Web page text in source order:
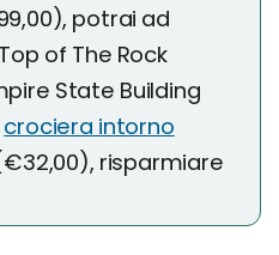
potrai ad
of The Rock
State Building
crociera intorno
risparmiare